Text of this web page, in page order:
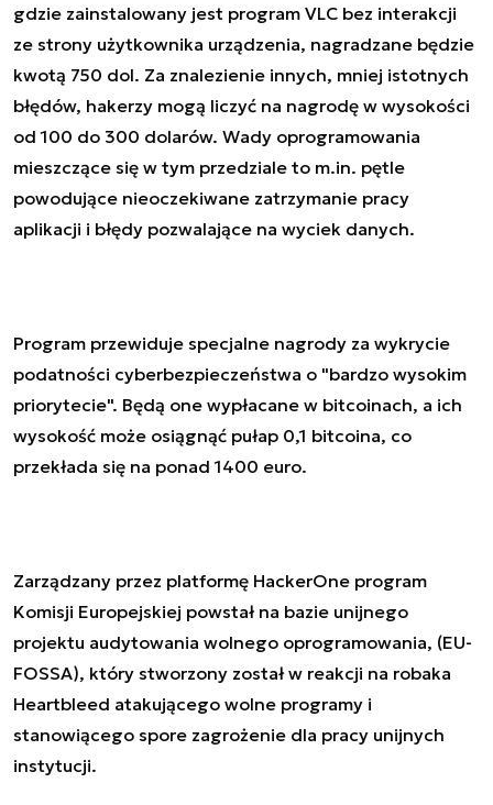
gdzie zainstalowany jest program VLC bez interakcji
ze strony użytkownika urządzenia, nagradzane będzie
kwotą 750 dol. Za znalezienie innych, mniej istotnych
błędów, hakerzy mogą liczyć na nagrodę w wysokości
od 100 do 300 dolarów. Wady oprogramowania
mieszczące się w tym przedziale to m.in. pętle
powodujące nieoczekiwane zatrzymanie pracy
aplikacji i błędy pozwalające na wyciek danych.
Program przewiduje specjalne nagrody za wykrycie
podatności cyberbezpieczeństwa o "bardzo wysokim
priorytecie". Będą one wypłacane w bitcoinach, a ich
wysokość może osiągnąć pułap 0,1 bitcoina, co
przekłada się na ponad 1400 euro.
Zarządzany przez platformę HackerOne program
Komisji Europejskiej powstał na bazie unijnego
projektu audytowania wolnego oprogramowania, (EU-
FOSSA), który stworzony został w reakcji na robaka
Heartbleed atakującego wolne programy i
stanowiącego spore zagrożenie dla pracy unijnych
instytucji.